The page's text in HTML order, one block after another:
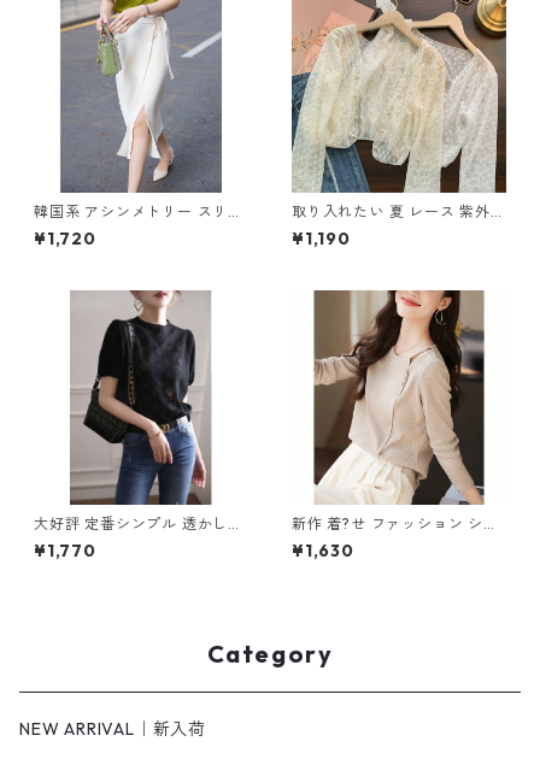
韓国系 アシンメトリー スリッ
トスカート m-279
¥1,720
取り入れたい 夏 レース 紫外線
カット 長袖 カーディガン m-
643
¥1,190
大好評 定番シンプル 透かし彫
り 半袖Tシャツ m-253
¥1,770
新作 着?せ ファッション シン
プル 長袖Tシャツ m-251
¥1,630
Category
NEW ARRIVAL｜新入荷